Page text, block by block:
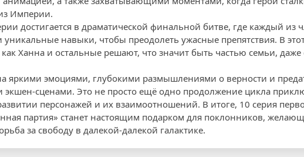
Империи.
достигается в драматической финальной битве, где каждый из
уникальные навыки, чтобы преодолеть ужасные препятствия. В
как Ханна и остальные решают, что значит быть частью семьи, даже
яркими эмоциями, глубокими размышлениями о верности и
сценами. Это не просто ещё одно продолжение цикла
персонажей и их взаимоотношений. В итоге, 10 серия
партия» станет настоящим подарком для поклонников,
за свободу в далекой-далекой галактике.